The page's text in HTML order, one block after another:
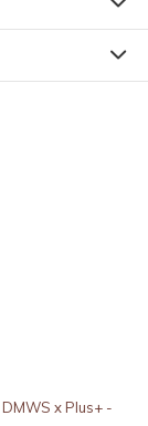
DMWS xPlus+ -